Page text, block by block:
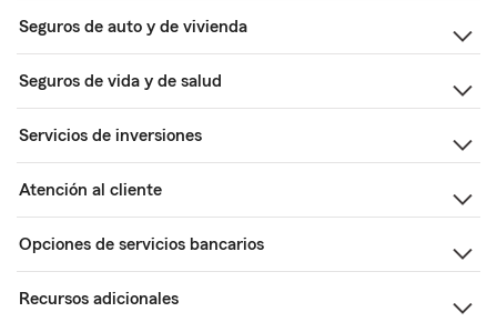
Seguros de auto y de vivienda
Seguros de vida y de salud
Servicios de inversiones
Atención al cliente
Opciones de servicios bancarios
Recursos adicionales